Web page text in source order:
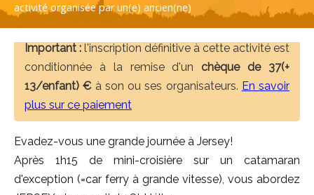
activité organisée par un(e) ancien(ne)
Important : l'inscription définitive à cette activité est
conditionnée à la remise d'un chèque de 37(+
13/enfant) €à son ou ses organisateurs. En savoir
plus sur ce paiement
Evadez-vous une grande journée à Jersey!
Après 1h15 de mini-croisière sur un catamaran
d'exception (=car ferry à grande vitesse), vous abordez